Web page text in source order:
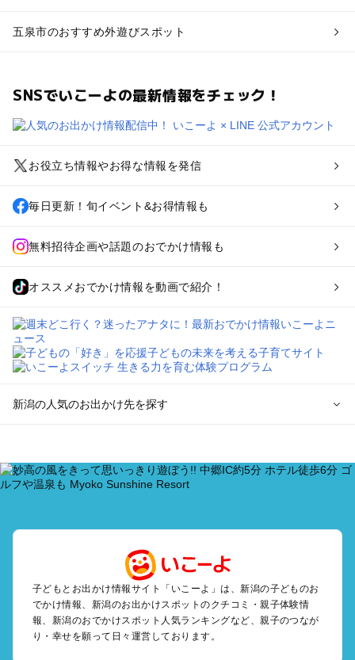
五泉市のおすすめ外遊びスポット
SNSでいこーよの最新情報をチェック！
お役立ち情報やお得な情報を発信
毎日更新！旬イベント&お得情報も
無料招待企画や話題のおでかけ情報も
オススメおでかけ情報を動画で紹介！
新潟の人気のお出かけ先を探す
を探す
新潟・新発田・月岡・阿賀野川のプールお出かけ
越後湯沢・苗場のプールお出かけ
燕・三条・弥彦・岩室のプールお出かけ
南魚沼（六日町）・十日町・松之山・津南のプールお出かけ
佐渡・佐渡島のプールお出かけ
村上・瀬波・胎内・岩船のプールお出かけ
子どもとお出かけ情報サイト「いこーよ」は、新潟の子どものお
でかけ情報、新潟のお出かけスポットのクチコミ・親子体験情
報、新潟のおでかけスポット人気ランキングなど、親子のつなが
り・幸せを願って日々運営しております。